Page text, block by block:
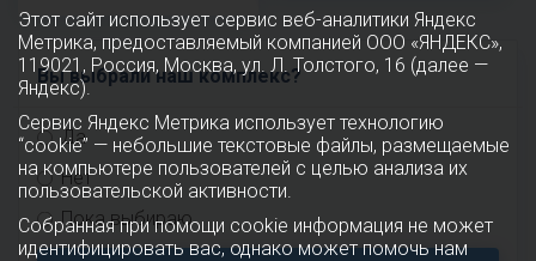
Вы выбрали наш комплекс?
Да
Нет
Пока выбираю
Этот сайт использует сервис веб-аналитики Яндекс
Метрика, предоставляемый компанией ООО «ЯНДЕКС»,
119021, Россия, Москва, ул. Л. Толстого, 16 (далее —
Яндекс).
Сервис Яндекс Метрика использует технологию
“cookie” — небольшие текстовые файлы, размещаемые
на компьютере пользователей с целью анализа их
пользовательской активности.
Собранная при помощи cookie информация не может
идентифицировать вас, однако может помочь нам